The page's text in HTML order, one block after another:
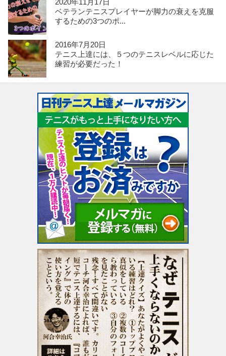
2020年11月17日
ベテランテニスプレイヤーが脚力の衰えを克服
するための3つのポ...
2016年7月20日
テニス上達には、５つのテニスレベルに応じた
練習が必要だった！